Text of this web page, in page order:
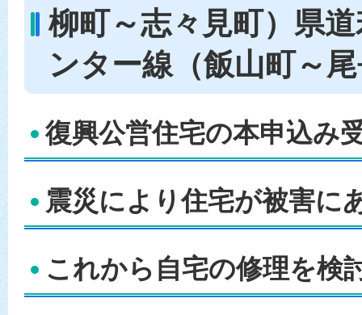
柳町～志々見町）県
ンター線（飯山町～
復興公営住宅の本申込み
震災により住宅が被害に
これから自宅の修理を検